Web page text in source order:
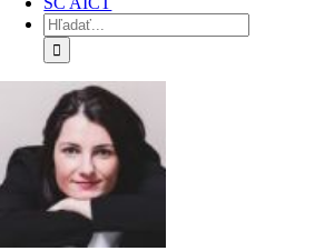
Hľadať: